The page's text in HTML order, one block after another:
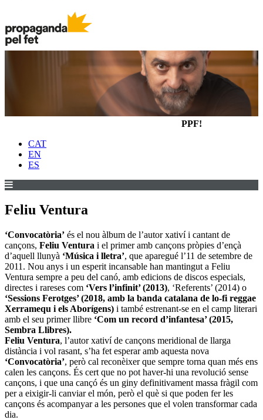
PPF!
CAT
EN
ES
Feliu Ventura
‘Convocatòria’ és el nou àlbum de l’autor xativí i cantant de
cançons, Feliu Ventura i el primer amb cançons pròpies d’ençà
d’aquell llunyà ‘Música i lletra’, que aparegué l’11 de setembre de
2011. Nou anys i un esperit incansable han mantingut a Feliu
Ventura sempre a peu del canó, amb edicions de discos especials,
directes i rareses com ‘Vers l’infinit’ (2013), ‘Referents’ (2014) o
‘Sessions Ferotges’ (2018, amb la banda catalana de lo-fi reggae
Xerramequ i els Aborígens) i també estrenant-se en el camp literari
amb el seu primer llibre ‘Com un record d’infantesa’ (2015,
Sembra Llibres).
Feliu Ventura, l’autor xativí de cançons meridional de llarga
distància i vol rasant, s’ha fet esperar amb aquesta nova
‘Convocatòria’, però cal reconèixer que sempre torna quan més ens
calen les cançons. És cert que no pot haver-hi una revolució sense
cançons, i que una cançó és un giny definitivament massa fràgil com
per a eixigir-li canviar el món, però el què si que poden fer les
cançons és acompanyar a les persones que el volen transformar cada
dia.